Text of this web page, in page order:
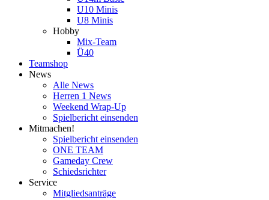
U10 Minis
U8 Minis
Hobby
Mix-Team
Ü40
Teamshop
News
Alle News
Herren 1 News
Weekend Wrap-Up
Spielbericht einsenden
Mitmachen!
Spielbericht einsenden
ONE TEAM
Gameday Crew
Schiedsrichter
Service
Mitgliedsanträge